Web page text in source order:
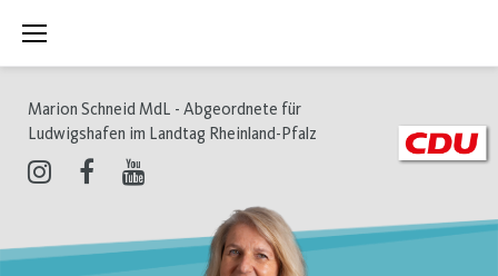
Inhalt
Marion Schneid MdL - Abgeordnete für
Ludwigshafen im Landtag Rheinland-Pfalz